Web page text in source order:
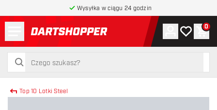
Wysyłka w ciągu 24 godzin
powrót do strony głównej
szukaj
szukaj
Konto
Moja lista
0
Top 10 Lotki Steel